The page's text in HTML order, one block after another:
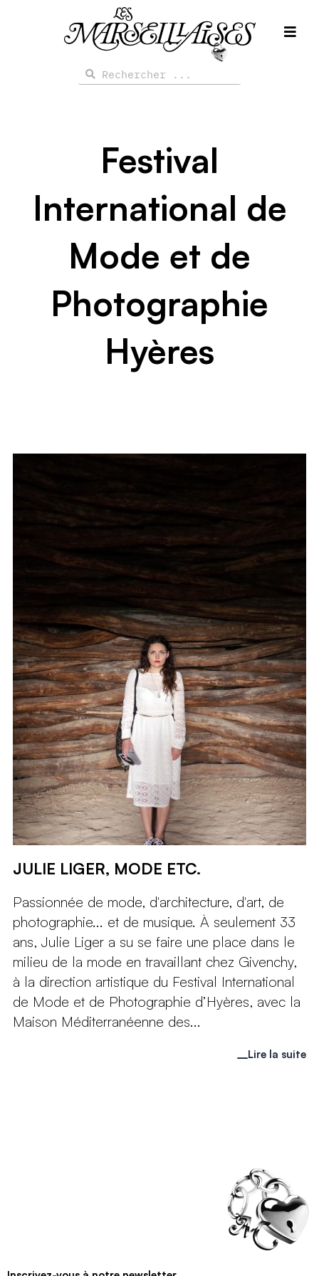
Rechercher
Rechercher
Festival
International de
Mode et de
Photographie
Hyères
JULIE LIGER, MODE ETC.
Passionnée de mode, d'architecture, d'art, de
photographie... et de musique. À seulement 33
ans, Julie Liger a su se faire une place dans le
milieu de la mode en travaillant chez Givenchy,
à la direction artistique du Festival International
de Mode et de Photographie d’Hyères, avec la
Maison Méditerranéenne des...
Lire la suite